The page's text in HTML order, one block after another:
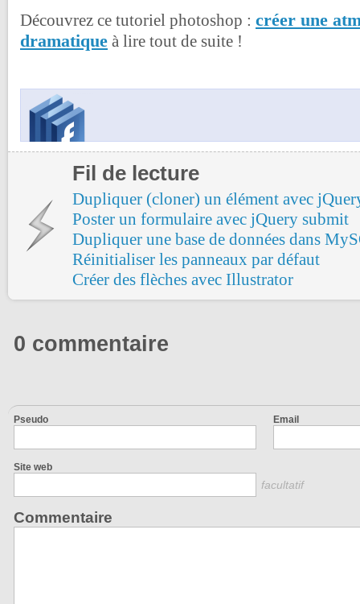
Découvrez ce tutoriel photoshop : créer une
dramatique à lire tout de suite !
Fil de lecture
Dupliquer (cloner) un élément avec
Poster un formulaire avec jQuery submit
Dupliquer une base de données dans
Réinitialiser les panneaux par défaut
Créer des flèches avec Illustrator
0 commentaire
Pseudo Email
Site web
facultatif
Commentaire